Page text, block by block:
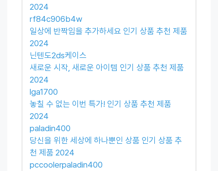
2024
rf84c906b4w
일상에 반짝임을 추가하세요 인기 상품 추천 제품
2024
닌텐도2ds케이스
새로운 시작, 새로운 아이템 인기 상품 추천 제품
2024
lga1700
놓칠 수 없는 이번 특가! 인기 상품 추천 제품
2024
paladin400
당신을 위한 세상에 하나뿐인 상품 인기 상품 추
천 제품 2024
pccoolerpaladin400